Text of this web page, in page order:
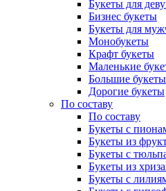
Букеты для
Бизнес букеты
Букеты для
Монобукеты
Крафт букеты
Маленькие
Большие букеты
Дорогие букеты
По составу
По составу
Букеты с
Букеты из
Букеты с
Букеты из
Букеты с